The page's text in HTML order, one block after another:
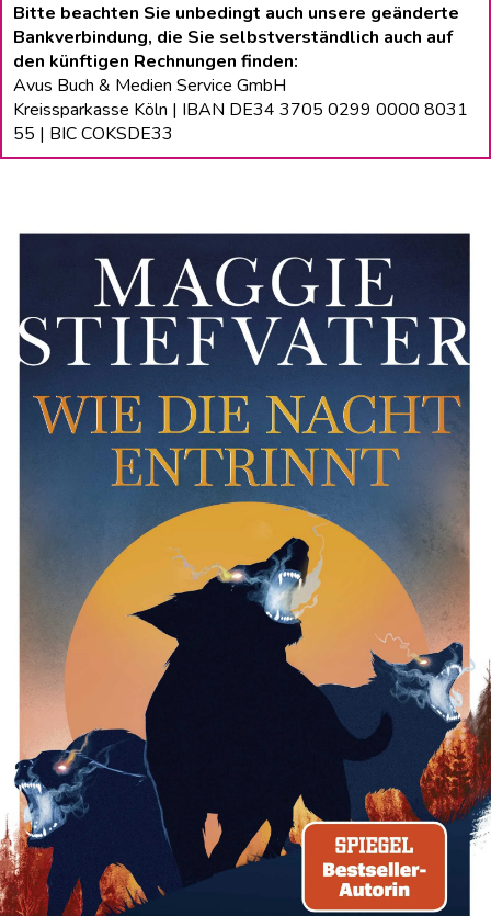
Bitte beachten Sie unbedingt auch unsere geänderte
Bankverbindung, die Sie selbstverständlich auch auf
den künftigen Rechnungen finden:
Avus Buch & Medien Service GmbH
Kreissparkasse Köln | IBAN DE34 3705 0299 0000 8031
55 | BIC COKSDE33